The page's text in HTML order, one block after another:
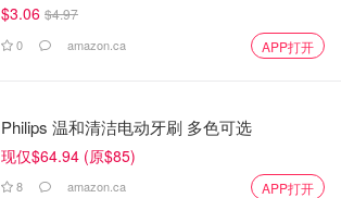
$3.06 $4.97
0 amazon.ca APP打开
Philips 温和清洁电动牙刷 多色可选
现仅$64.94 (原$85)
8 amazon.ca APP打开